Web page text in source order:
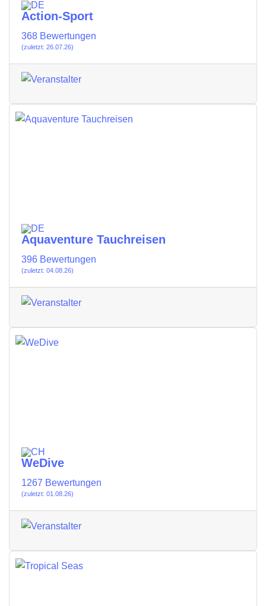
Action-Sport
368 Bewertungen
(zuletzt: 26.07.26)
Aquaventure Tauchreisen
396 Bewertungen
(zuletzt: 04.08.26)
WeDive
1267 Bewertungen
(zuletzt: 01.08.26)